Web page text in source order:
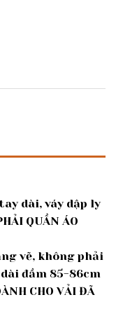
dài, váy dập ly
QUẦN ÁO
vẽ, không phải
đầm 85-86cm
CHO VẢI ĐÃ